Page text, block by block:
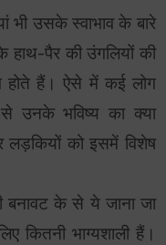
भी उसके स्वाभाव के बारे
पैर की उंगलियों की
हैं। ऐसे में कई लोग
उनके भविष्य का क्या
को इसमें विशेष
बनावट के से ये जाना जा
कितनी भाग्यशाली हैं।